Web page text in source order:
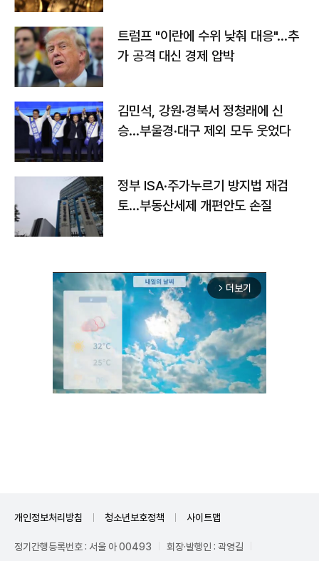
트럼프 "이란에 수위 낮춰 대응"…추
가 공격 대신 경제 압박
김민석, 강원·경북서 정청래에 신
승…부울경·대구 제외 모두 웃었다
정부 ISA·주가누르기 방지법 재검
토…부동산세제 개편안도 손질
arrow_forward_ios 더보기
개인정보처리방침 청소년보호정책 사이트맵
정기간행등록번호 : 서울 아 00493
회장·발행인 : 곽영길